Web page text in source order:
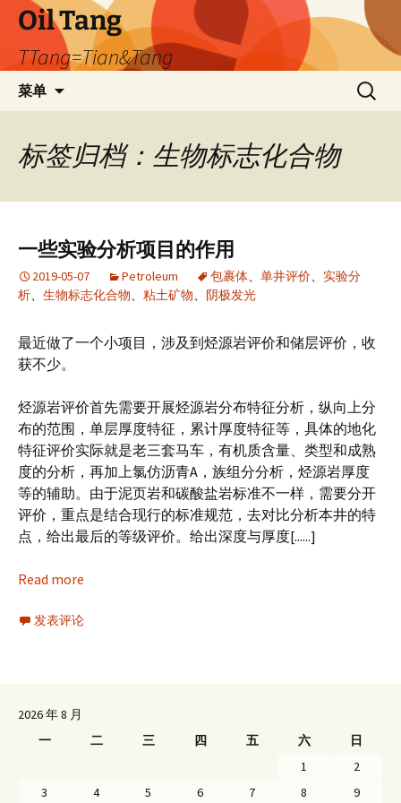
文
Oil Tang
TTang=Tian&Tang
菜单
搜
索：
标签归档：生物标志化合物
一些实验分析项目的作用
2019-05-07 Petroleum 包裹体、 单井评价、 实验分
析、 生物标志化合物、 粘土矿物、 阴极发光
最近做了一个小项目，涉及到烃源岩评价和储层评价，收
获不少。
烃源岩评价首先需要开展烃源岩分布特征分析，纵向上分
布的范围，单层厚度特征，累计厚度特征等，具体的地化
特征评价实际就是老三套马车，有机质含量、类型和成熟
度的分析，再加上氯仿沥青A，族组分分析，烃源岩厚度
等的辅助。由于泥页岩和碳酸盐岩标准不一样，需要分开
评价，重点是结合现行的标准规范，去对比分析本井的特
点，给出最后的等级评价。给出深度与厚度[......]
Read more
发表评论
2026 年 8 月
一
二 三 四 五 六
日
1
2
3
4 5 6 7 8
9